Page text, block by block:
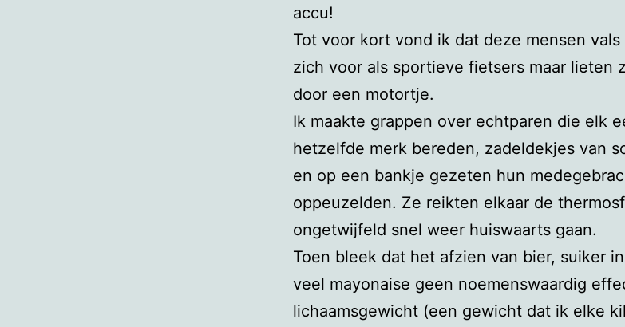
accu!
Tot voor kort vond ik dat deze mensen
zich voor als sportieve fietsers maar lieten
door een motortje.
Ik maakte grappen over echtparen die elk
hetzelfde merk bereden, zadeldekjes van
en op een bankje gezeten hun
oppeuzelden. Ze reikten elkaar de
ongetwijfeld snel weer huiswaarts gaan.
Toen bleek dat het afzien van bier, suiker
veel mayonaise geen noemenswaardig
lichaamsgewicht (een gewicht dat ik elke